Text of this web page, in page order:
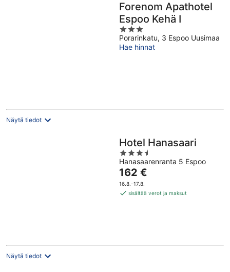
Forenom Apathotel
Espoo Kehä I
3
out
of
Porarinkatu, 3 Espoo Uusimaa
Hae hinnat
Näytä tiedot
Hotel Hanasaari
3.5
out
of
5
Hanasaarenranta 5 Espoo
Hinta
on
162 €
162 €
16.8.–17.8.
sisältää verot ja maksut
Näytä tiedot